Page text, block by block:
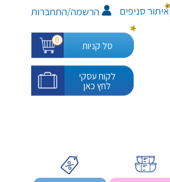
איתור סניפים הרשמה/התחברות
סל קניות 0
לקוח עסקי
לחץ כאן